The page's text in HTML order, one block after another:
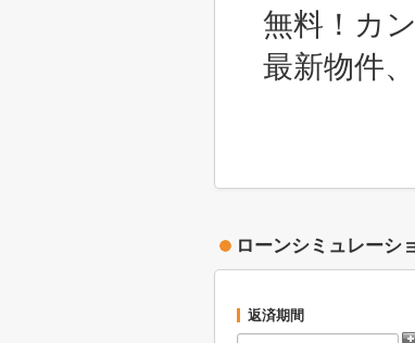
無料！カ
最新物件
ローンシミュレーシ
返済期間